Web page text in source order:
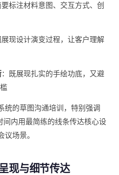
标注材料意图、交互方式、创
现设计演变过程，让客户理解
：既展现扎实的手绘功底，又避
统的草图沟通培训，特别强调
间内用最简练的线条传达核心设
场景。
现与细节传达